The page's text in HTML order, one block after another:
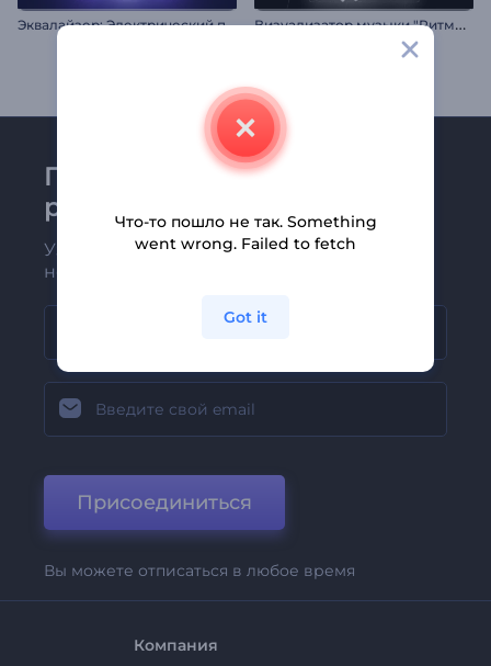
Э
квалайзер: Электрический пульс В
изуализатор музыки "Ритмичный автомобиль"
Присоединяйтесь к
рассылке Renderforest
Узнавайте о последних новостях и
новых предложениях первыми
Присоединиться
Вы можете отписаться в любое время
Компания
Что-то пошло не так. Something
went wrong. Failed to fetch
Got it